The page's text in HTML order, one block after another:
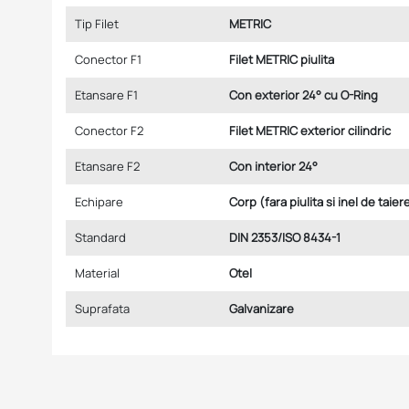
Tip Filet METRIC
Conector F1 Filet METRIC piulita
Etansare F1 Con exterior 24° cu O-Ring
Conector F2 Filet METRIC exterior cilindric
Etansare F2 Con interior 24°
Echipare Corp (fara piulita si inel de
Standard DIN 2353/ISO 8434-1
Material Otel
Suprafata Galvanizare